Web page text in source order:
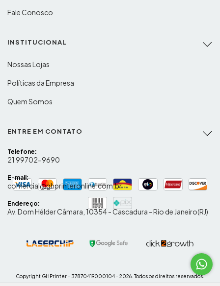
Fale Conosco
INSTITUCIONAL
Nossas Lojas
Políticas da Empresa
Quem Somos
ENTRE EM CONTATO
Telefone:
21 99702-9690
E-mail:
comercial@ghprinteronline.com.br
Endereço:
Av. Dom Hélder Câmara, 10354 - Cascadura - Rio de Janeiro(RJ)
Copyright GHPrinter - 37870419000104 - 2026. Todos os direitos reservados.